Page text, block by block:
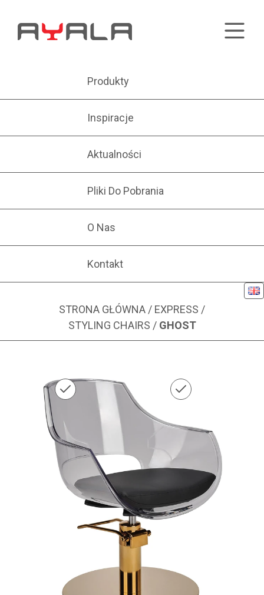
Produkty
Inspiracje
Aktualności
Pliki Do Pobrania
O Nas
Kontakt
STRONA GŁÓWNA / EXPRESS /
STYLING CHAIRS / GHOST
Zdjęcie 1 z 1